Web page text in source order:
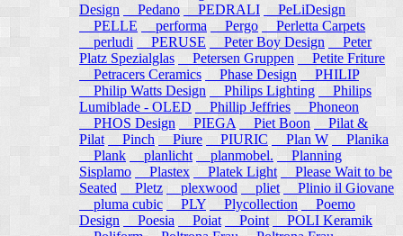
Design
Pedano PEDRALI
PeLiDesign
PELLE
performa Pergo
Perletta Carpets
perludi
PERUSE Peter Boy Design
Peter
Platz Spezialglas
Petersen Gruppen
Petite Friture
Petracers Ceramics
Phase Design
PHILIP
Philip Watts Design
Philips Lighting
Philips
Lumiblade - OLED
Phillip Jeffries
Phoneon
PHOS Design
PIEGA Piet Boon
Pilat &
Pilat
Pinch Piure PIURIC Plan W
Planika
Plank
planlicht planmobel. Planning
Sisplamo
Plastex Platek Light
Please Wait to be
Seated
Pletz plexwood pliet
Plinio il Giovane
pluma cubic
PLY Plycollection
Poemo
Design
Poesia Poiat Point
POLI Keramik